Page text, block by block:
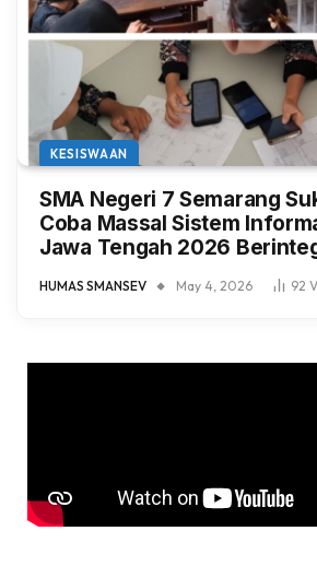
KESISWAAN
SMA Negeri 7 Semarang
Coba Massal Sistem
Jawa Tengah 2026
HUMAS SMANSEV May 4, 2026 92